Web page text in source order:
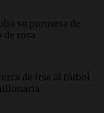
extremos
de electricidad
su promesa de
de rosa
de irse al fútbol